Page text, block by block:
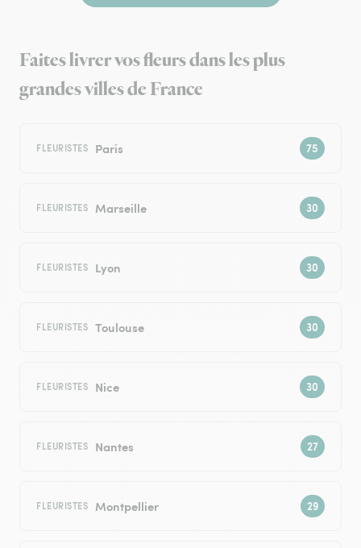
Faites livrer vos fleurs dans les plus
grandes villes de France
FLEURISTES Paris
FLEURISTES Marseille
FLEURISTES Lyon
FLEURISTES Toulouse
FLEURISTES Nice
FLEURISTES Nantes
FLEURISTES Montpellier